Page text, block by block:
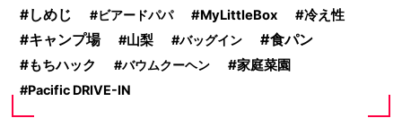
しめじ ビアードパパ MyLittleBox 冷え性
キャンプ場 山梨 バッグイン 食パン
もちハック バウムクーヘン 家庭菜園
Pacific DRIVE-IN